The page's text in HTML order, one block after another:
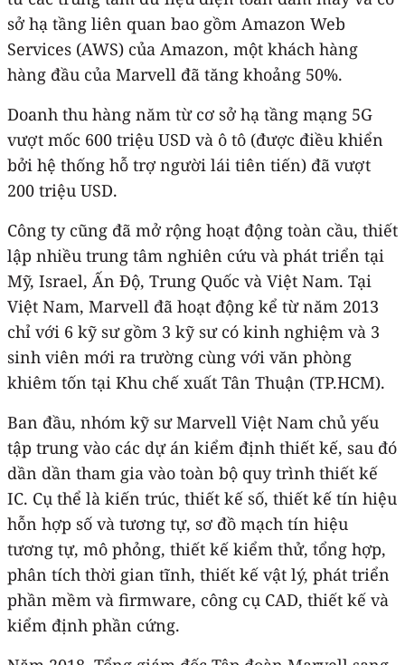
sở hạ tầng liên quan bao gồm Amazon Web
Services (AWS) của Amazon, một khách hàng
hàng đầu của Marvell đã tăng khoảng 50%.
Doanh thu hàng năm từ cơ sở hạ tầng mạng 5G
vượt mốc 600 triệu USD và ô tô (được điều khiển
bởi hệ thống hỗ trợ người lái tiên tiến) đã vượt
200 triệu USD.
Công ty cũng đã mở rộng hoạt động toàn cầu, thiết
lập nhiều trung tâm nghiên cứu và phát triển tại
Mỹ, Israel, Ấn Độ, Trung Quốc và Việt Nam. Tại
Việt Nam, Marvell đã hoạt động kể từ năm 2013
chỉ với 6 kỹ sư gồm 3 kỹ sư có kinh nghiệm và 3
sinh viên mới ra trường cùng với văn phòng
khiêm tốn tại Khu chế xuất Tân Thuận (TP.HCM).
Ban đầu, nhóm kỹ sư Marvell Việt Nam chủ yếu
tập trung vào các dự án kiểm định thiết kế, sau đó
dần dần tham gia vào toàn bộ quy trình thiết kế
IC. Cụ thể là kiến trúc, thiết kế số, thiết kế tín hiệu
hỗn hợp số và tương tự, sơ đồ mạch tín hiệu
tương tự, mô phỏng, thiết kế kiểm thử, tổng hợp,
phân tích thời gian tĩnh, thiết kế vật lý, phát triển
phần mềm và firmware, công cụ CAD, thiết kế và
kiểm định phần cứng.